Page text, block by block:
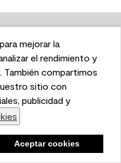
user experience
traffic on our website.
your use of our site
and analytics
Accept Cookies
mejorar la
el rendimiento y
compartimos
sitio con
publicidad y
Aceptar cookies
400-450
1 hora